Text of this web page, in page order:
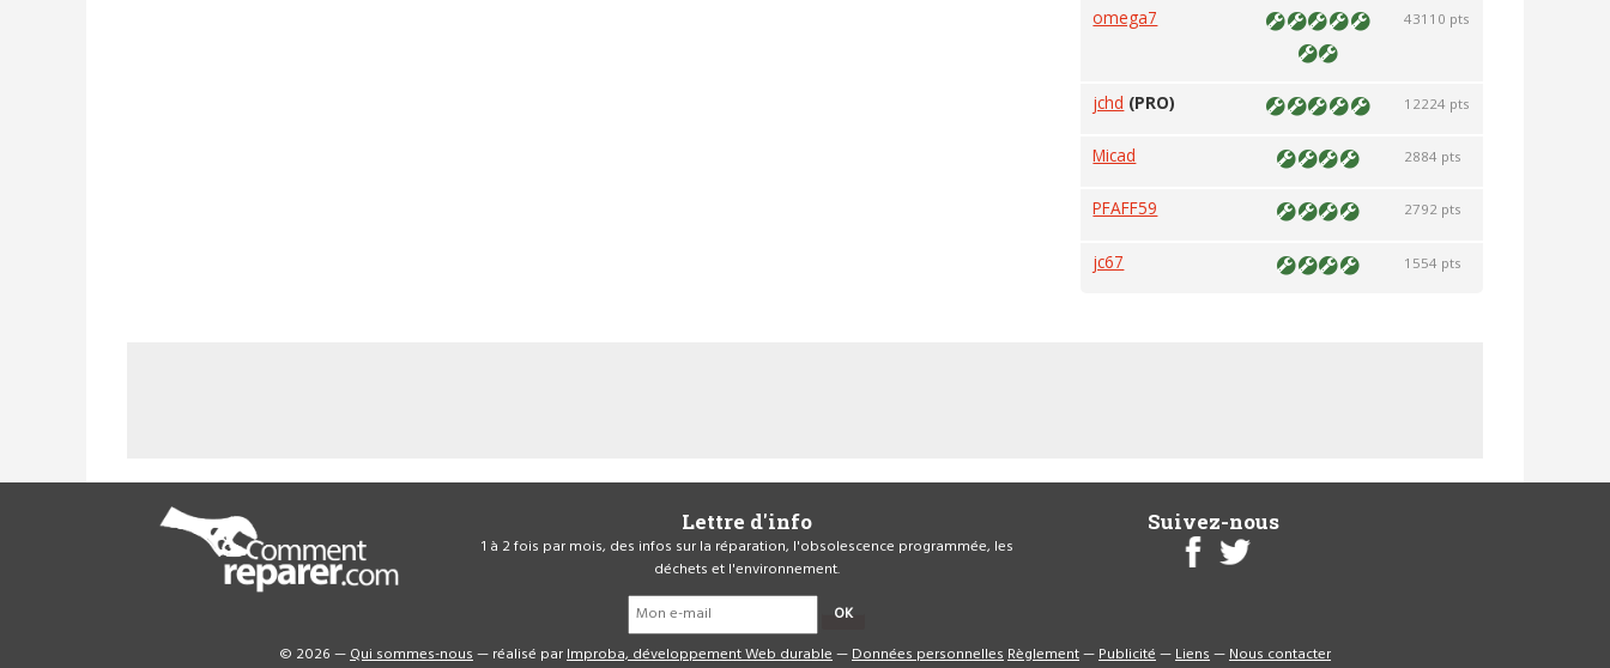
omega7 43110 pts
jchd (PRO) 12224 pts
Micad 2884 pts
PFAFF59 2792 pts
jc67 1554 pts
Lettre d'info
1 à 2 fois par mois, des infos sur la réparation, l'obsolescence programmée, les
déchets et l'environnement.
OK
Suivez-nous
© 2026 —Qui sommes-nous— réalisé parImproba, développement Web durable—Données personnellesRèglement—Publicité—Liens—Nous contacter